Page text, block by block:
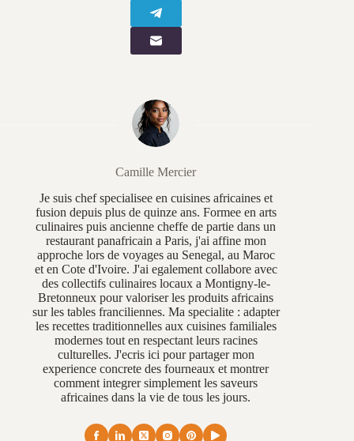
Camille Mercier
Je suis chef specialisee en cuisines africaines et
fusion depuis plus de quinze ans. Formee en arts
culinaires puis ancienne cheffe de partie dans un
restaurant panafricain a Paris, j'ai affine mon
approche lors de voyages au Senegal, au Maroc
et en Cote d'Ivoire. J'ai egalement collabore avec
des collectifs culinaires locaux a Montigny-le-
Bretonneux pour valoriser les produits africains
sur les tables franciliennes. Ma specialite : adapter
les recettes traditionnelles aux cuisines familiales
modernes tout en respectant leurs racines
culturelles. J'ecris ici pour partager mon
experience concrete des fourneaux et montrer
comment integrer simplement les saveurs
africaines dans la vie de tous les jours.